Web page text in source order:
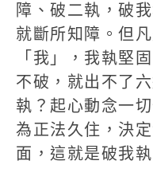
障、破二執，破
就斷所知障。但
「我」，我執堅
不破，就出不了
執？起心動念一
為正法久住，決
面，這就是破我執